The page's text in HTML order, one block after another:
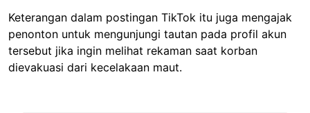
Keterangan dalam postingan TikTok itu juga mengajak
penonton untuk mengunjungi tautan pada profil akun
tersebut jika ingin melihat rekaman saat korban
dievakuasi dari kecelakaan maut.